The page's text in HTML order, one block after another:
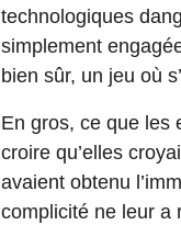
technologiques
simplement
bien sûr, un jeu où
En gros, ce que les
croire qu’elles
avaient obtenu
complicité ne leur a